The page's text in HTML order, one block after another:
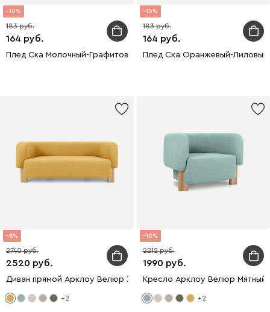
10
164
183
Плед Ска Молочный-Графитовый 150x200
10
164
183
Плед Ска Оранжевый-Лиловый
8
2520
2740
Диван прямой Арклоу Велюр Жёлтый
+2
10
1990
2212
Кресло Арклоу Велюр Мятный
+2